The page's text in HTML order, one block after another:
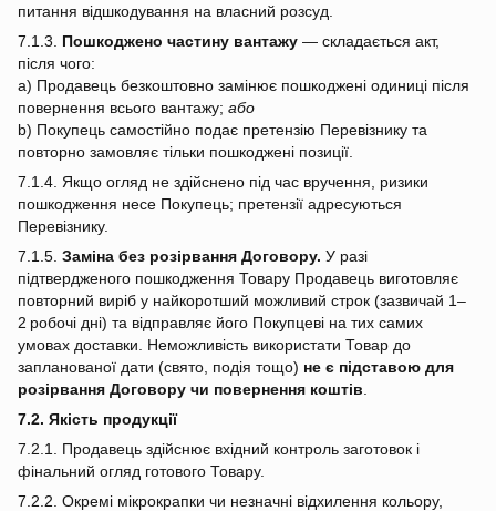
питання відшкодування на власний розсуд.
7.1.3. Пошкоджено частину вантажу — складається акт,
після чого:
a) Продавець безкоштовно замінює пошкоджені одиниці після
повернення всього вантажу; або
b) Покупець самостійно подає претензію Перевізнику та
повторно замовляє тільки пошкоджені позиції.
7.1.4. Якщо огляд не здійснено під час вручення, ризики
пошкодження несе Покупець; претензії адресуються
Перевізнику.
7.1.5. Заміна без розірвання Договору. У разі
підтвердженого пошкодження Товару Продавець виготовляє
повторний виріб у найкоротший можливий строк (зазвичай 1–
2 робочі дні) та відправляє його Покупцеві на тих самих
умовах доставки. Неможливість використати Товар до
запланованої дати (свято, подія тощо) не є підставою для
розірвання Договору чи повернення коштів
7.2. Якість продукції
7.2.1. Продавець здійснює вхідний контроль заготовок і
фінальний огляд готового Товару.
7.2.2. Окремі мікрокрапки чи незначні відхилення кольору,